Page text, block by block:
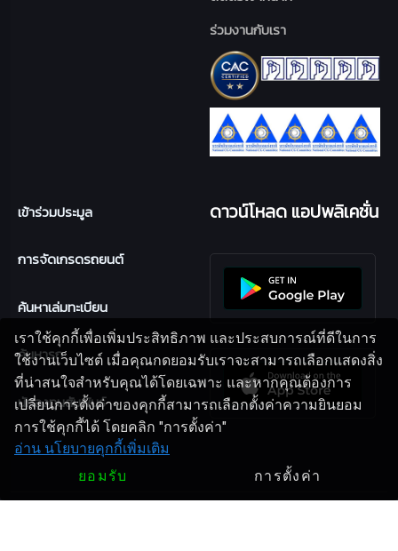
เราใช้คุกกี้เพื่อเพิ่มประสิทธิภาพ และประสบการณ์ที่ดีในการ
ใช้งานเว็บไซต์ เมื่อคุณกดยอมรับเราจะสามารถเลือกแสดงสิ่ง
ที่น่าสนใจสำหรับคุณได้โดยเฉพาะ และหากคุณต้องการ
เปลี่ยนการตั้งค่าของคุกกี้สามารถเลือกตั้งค่าความยินยอม
การใช้คุกกี้ได้ โดยคลิก "การตั้งค่า"
อ่าน นโยบายคุกกี้เพิ่มเติม
ยอมรับ
การตั้งค่า
ร่วมงานกับเรา
เข้าร่วมประมูล
การจัดเกรดรถยนต์
ค้นหาเล่มทะเบียน
ค้นหารถ
นักลงทุนสัมพันธ์
ดาวน์โหลด แอปพลิเคชั่น